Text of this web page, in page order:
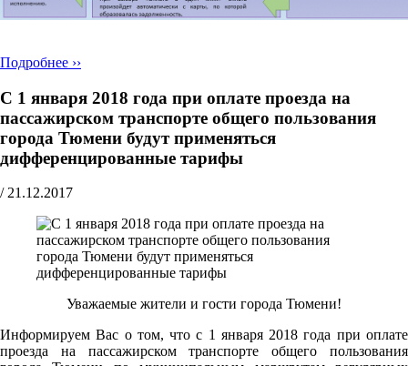
Подробнее ››
С 1 января 2018 года при оплате проезда на
пассажирском транспорте общего пользования
города Тюмени будут применяться
дифференцированные тарифы
/ 21.12.2017
Уважаемые жители и гости города Тюмени!
Информируем Вас о том, что с 1 января 2018 года при оплате
проезда на пассажирском транспорте общего пользования